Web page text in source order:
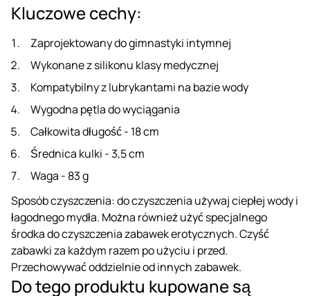
Kluczowe cechy:
Zaprojektowany do gimnastyki intymnej
Wykonane z silikonu klasy medycznej
Kompatybilny z lubrykantami na bazie wody
Wygodna pętla do wyciągania
Całkowita długość - 18 cm
Średnica kulki - 3,5 cm
Waga - 83 g
Sposób czyszczenia: do czyszczenia używaj ciepłej wody i
łagodnego mydła. Można również użyć specjalnego
środka do czyszczenia zabawek erotycznych. Czyść
zabawki za każdym razem po użyciu i przed.
Przechowywać oddzielnie od innych zabawek.
Do tego produktu kupowane są